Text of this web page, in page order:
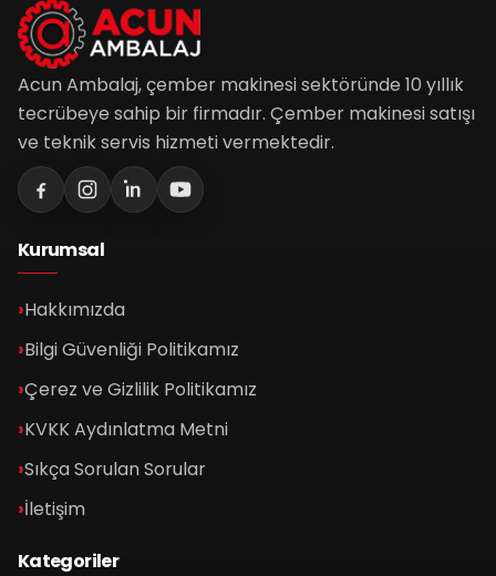
Acun Ambalaj, çember makinesi sektöründe 10 yıllık
tecrübeye sahip bir firmadır. Çember makinesi satışı
ve teknik servis hizmeti vermektedir.
Kurumsal
Hakkımızda
Bilgi Güvenliği Politikamız
Çerez ve Gizlilik Politikamız
KVKK Aydınlatma Metni
Sıkça Sorulan Sorular
İletişim
Kategoriler